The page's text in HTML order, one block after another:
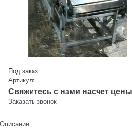
Под заказ
Артикул:
Свяжитесь с нами насчет цены
Заказать звонок
Описание